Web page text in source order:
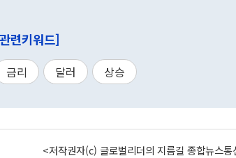
련키워드]
금리 달러 상승
<저작권자(c) 글로벌리더의 지름길 종합뉴스